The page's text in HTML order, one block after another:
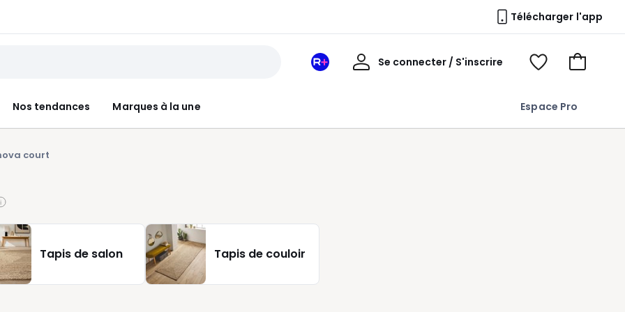
Télécharger l'app
Nos tendances Marques à la une Espace Pro
Mon
Se connecter / S'inscrire
Mon
Voir
Voir
court
Tapis de salon Tapis de couloir